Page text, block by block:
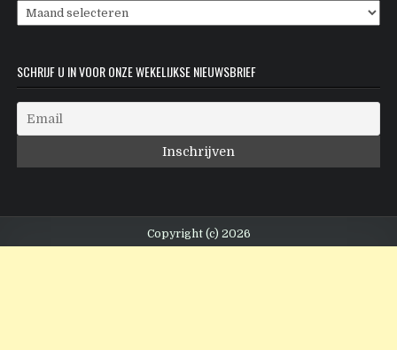
Archieven
SCHRIJF U IN VOOR ONZE WEKELIJKSE NIEUWSBRIEF
Copyright (c) 2026